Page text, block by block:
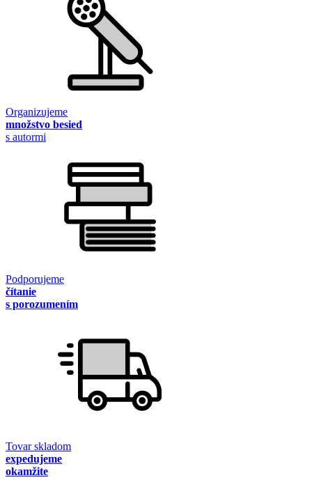
Organizujeme
množstvo besied
s autormi
Podporujeme
čítanie
s porozumením
Tovar skladom
expedujeme
okamžite